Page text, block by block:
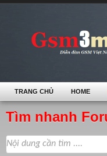
Tìm nhanh
TRANG CHỦ HOME